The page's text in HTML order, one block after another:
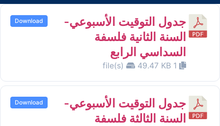
جدول التوقيت الأسبوعي-
السنة الثانية فلسفة
السداسي الرابع
49.47 KB
Download
جدول التوقيت الأسبوعي-
السنة الثالثة فلسفة
Download